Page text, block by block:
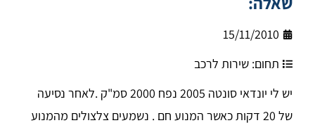
15/11/2010
תחום: שירות לרכב
יש לי יונדאי סונטה 2005 נפח 2000 סמ"ק .לאחר נסיעה
של 20 דקות כאשר המנוע חם . נשמעים צלצולים מהמנוע